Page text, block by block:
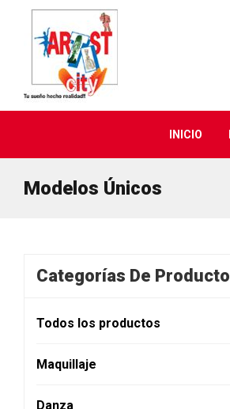
INICIO
Modelos Únicos
Categorías De Producto
Todos los productos
Maquillaje
Danza